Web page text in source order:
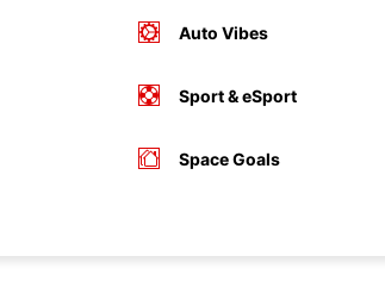
Auto Vibes
Sport & eSport
Space Goals